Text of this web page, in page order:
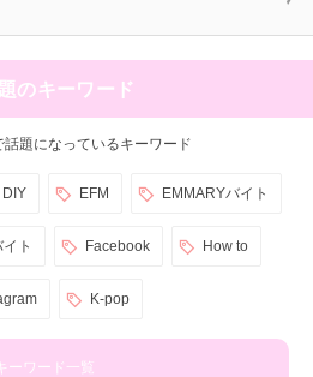
のキーワード
題になっているキーワード
DIY EFM EMMARYバイト
ト Facebook How to
K-pop
ーワード一覧